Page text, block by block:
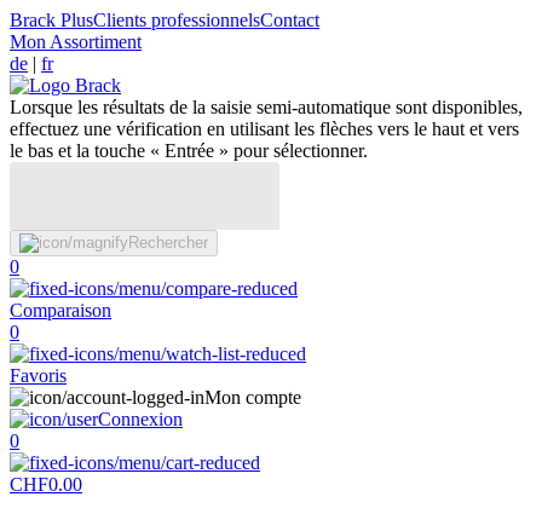
Brack PlusClients professionnelsContact
Mon Assortiment
de | fr
Lorsque les résultats de la saisie semi-automatique sont disponibles,
effectuez une vérification en utilisant les flèches vers le haut et vers
le bas et la touche « Entrée » pour sélectionner.
Rechercher
0
Comparaison
0
Favoris
Mon compte
Connexion
0
CHF0.00